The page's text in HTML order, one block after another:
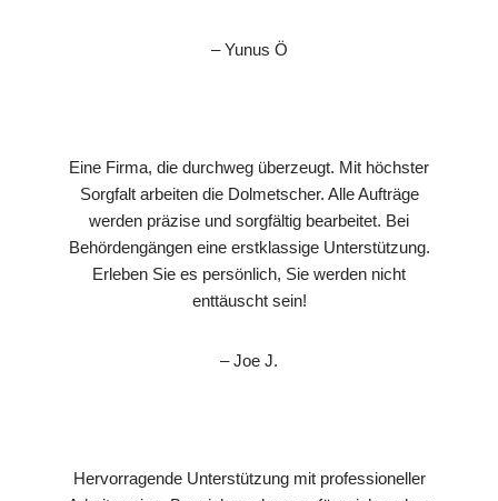
– Yunus Ö
Eine Firma, die durchweg überzeugt. Mit höchster
Sorgfalt arbeiten die Dolmetscher. Alle Aufträge
werden präzise und sorgfältig bearbeitet. Bei
Behördengängen eine erstklassige Unterstützung.
Erleben Sie es persönlich, Sie werden nicht
enttäuscht sein!
– Joe J.
Hervorragende Unterstützung mit professioneller